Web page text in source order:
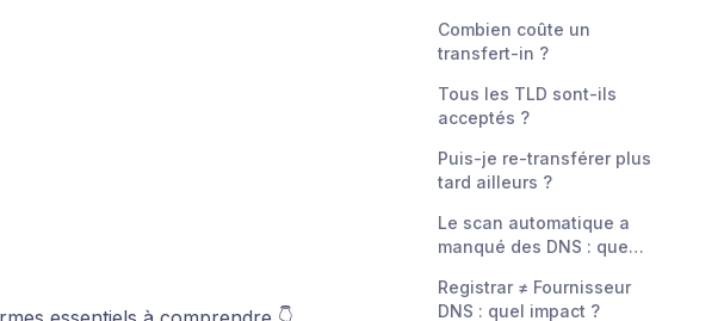
Combien coûte un
transfert-in ?
Tous les TLD sont-ils
acceptés ?
Puis-je re-transférer plus
tard ailleurs ?
Le scan automatique a
manqué des DNS : que
Registrar ≠ Fournisseur
DNS : quel impact ?